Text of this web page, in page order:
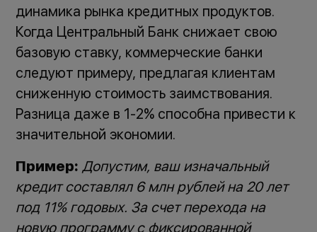
динамика рынка кредитных продуктов.
Когда Центральный Банк снижает свою
базовую ставку, коммерческие банки
следуют примеру, предлагая клиентам
сниженную стоимость заимствования.
Разница даже в 1-2% способна привести к
значительной экономии.
Пример: Допустим, ваш изначальный
кредит составлял 6 млн рублей на 20 лет
под 11% годовых. За счет перехода на
новую программу с фиксированной